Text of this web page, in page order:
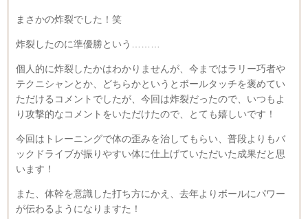
まさかの炸裂でした！笑
炸裂したのに準優勝という………
個人的に炸裂したかはわかりませんが、今まではラリー巧者や
テクニシャンとか、どちらかというとボールタッチを褒めてい
ただけるコメントでしたが、今回は炸裂だったので、いつもよ
り攻撃的なコメントをいただけたので、とても嬉しいです！
今回はトレーニングで体の歪みを治してもらい、普段よりもバ
ックドライブが振りやすい体に仕上げていただいた成果だと思
います！
また、体幹を意識した打ち方にかえ、去年よりボールにパワー
が伝わるようになりますた！